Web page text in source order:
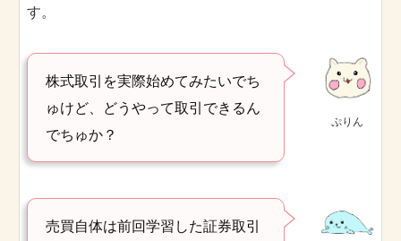
す。
ぷりん
株式取引を実際始めてみたいでち
ゅけど、どうやって取引できるん
でちゅか？
売買自体は前回学習した証券取引